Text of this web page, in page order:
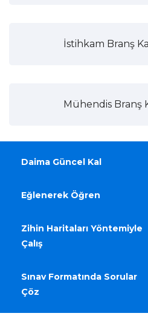
İstihkam Branş
Mühendis Branş
Daima Güncel Kal
Eğlenerek Öğren
Zihin Haritaları Yöntemiyle
Çalış
Sınav Formatında Sorular
Çöz